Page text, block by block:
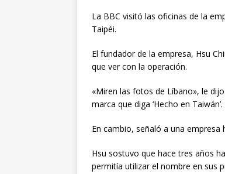
La BBC visitó las oficinas de la
Taipéi.
El fundador de la empresa, Hsu
que ver con la operación.
«Miren las fotos de Líbano», le
marca que diga ‘Hecho en
En cambio, señaló a una empresa
Hsu sostuvo que hace tres años
permitía utilizar el nombre en sus